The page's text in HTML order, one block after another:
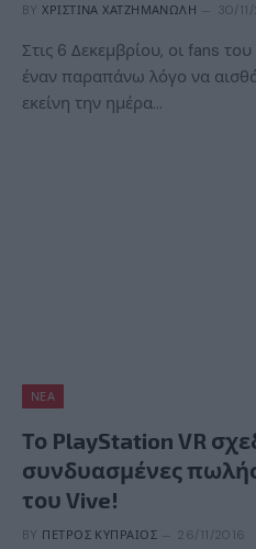
BY ΧΡΙΣΤΊΝΑ ΧΑΤΖΗΜΑΝΏΛΗ 30/
Στις 6 Δεκεμβρίου, οι fans
έναν παραπάνω λόγο να
εκείνη την ημέρα…
ΝΈΑ
Το PlayStation VR
συνδυασμένες
του Vive!
BY ΠΈΤΡΟΣ ΚΥΠΡΑΊΟΣ 26/11/2016